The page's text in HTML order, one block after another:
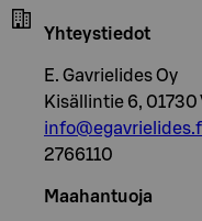
Yhteystiedot
E. Gavrielides Oy
Kisällintie 6, 01730
2766110
Maahantuoja